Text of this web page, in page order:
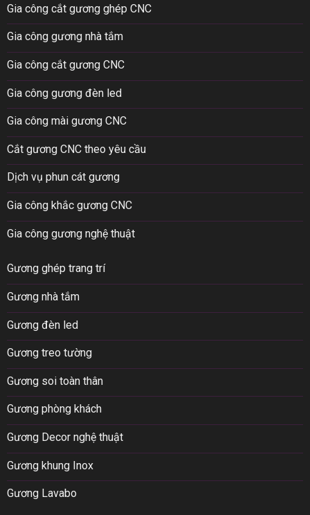
Gia công cắt gương ghép CNC
Gia công gương nhà tắm
Gia công cắt gương CNC
Gia công gương đèn led
Gia công mài gương CNC
Cắt gương CNC theo yêu cầu
Dịch vụ phun cát gương
Gia công khắc gương CNC
Gia công gương nghệ thuật
Gương ghép trang trí
Gương nhà tắm
Gương đèn led
Gương treo tường
Gương soi toàn thân
Gương phòng khách
Gương Decor nghệ thuật
Gương khung Inox
Gương Lavabo